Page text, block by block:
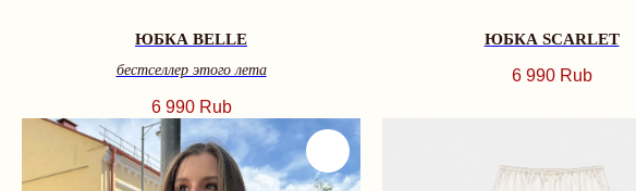
ЮБКА BELLE
бестселлер этого лета
6 990 Rub
ЮБКА SCARLET
6 990 Rub